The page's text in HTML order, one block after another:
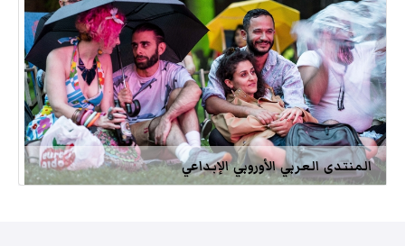
المنتدى العربي الأوروبي الإبداعي